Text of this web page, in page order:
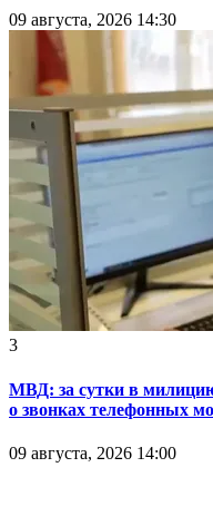
09 августа, 2026 14:30
3
МВД: за сутки в
о звонках телефонных
09 августа, 2026 14:00